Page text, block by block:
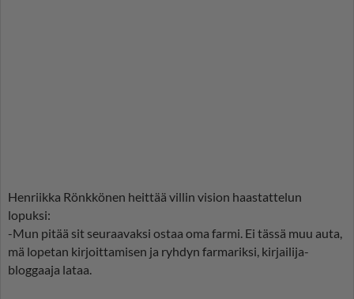
Henriikka Rönkkönen heittää villin vision haastattelun
lopuksi:
-Mun pitää sit seuraavaksi ostaa oma farmi. Ei tässä muu auta,
mä lopetan kirjoittamisen ja ryhdyn farmariksi, kirjailija-
bloggaaja lataa.